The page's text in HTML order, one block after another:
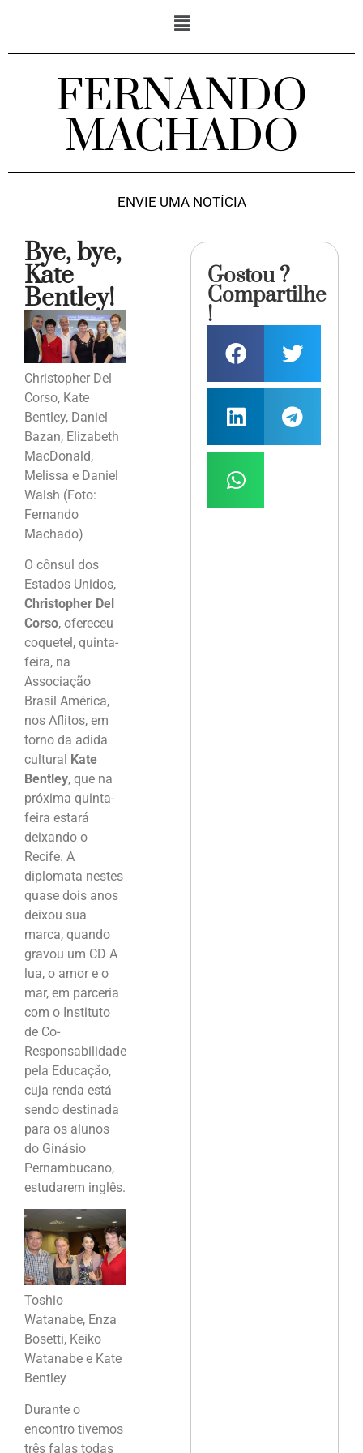
FERNANDO
MACHADO
ENVIE UMA NOTÍCIA
Bye, bye,
Kate
Bentley!
Christopher Del
Corso, Kate
Bentley, Daniel
Bazan, Elizabeth
MacDonald,
Melissa e Daniel
Walsh (Foto:
Fernando
Machado)
O cônsul dos
Estados Unidos,
Christopher Del
Corso, ofereceu
coquetel, quinta-
feira, na
Associação
Brasil América,
nos Aflitos, em
torno da adida
cultural Kate
Bentley, que na
próxima quinta-
feira estará
deixando o
Recife. A
diplomata nestes
quase dois anos
deixou sua
marca, quando
gravou um CD A
lua, o amor e o
mar, em parceria
com o Instituto
de Co-
Responsabilidade
pela Educação,
cuja renda está
sendo destinada
para os alunos
do Ginásio
Pernambucano,
estudarem inglês.
Toshio
Watanabe, Enza
Bosetti, Keiko
Watanabe e Kate
Bentley
Durante o
encontro tivemos
três falas todas
Gostou ?
Compartilhe
!